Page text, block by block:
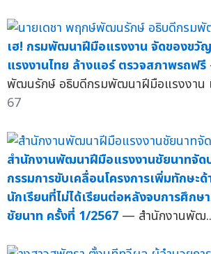
เฮ! กรมพัฒนาฝีมือแรงงาน จัดของขวั
แรงงานไทย ล้างแอร์ ตรวจสภาพรถฟรี
พัฒนรักษ์ อธิบดีกรมพัฒนาฝีมือแรงงาน เ
67
สำนักงานพัฒนาฝีมือแรงงานชัยนาทจัด
กรรมการขับเคลื่อนโครงการเพิ่มทักษะ
นักเรียนที่ไม่ได้เรียนต่อหลังจบการศึกษ
ชัยนาท ครั้งที่ 1/2567 — สำนักงานพัฒ